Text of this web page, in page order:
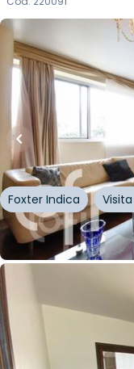
R$1.995.000,00
R$1.895.000,00
181 m² •4quartos•
Apartamento •
Rua Engenheiro
São Paulo
Foxter Indica
Cód.335157
R$850.500,00
122 m² quartos•